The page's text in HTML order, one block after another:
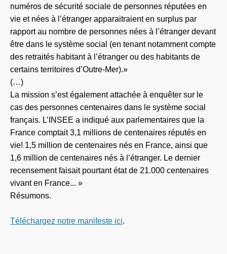
numéros de sécurité sociale de personnes réputées en
vie et nées à l’étranger apparaitraient en surplus par
rapport au nombre de personnes nées à l’étranger devant
être dans le système social (en tenant notamment compte
des retraités habitant à l’étranger ou des habitants de
certains territoires d’Outre-Mer).»
(…)
La mission s’est également attachée à enquêter sur le
cas des personnes centenaires dans le système social
français. L’INSEE a indiqué aux parlementaires que la
France comptait 3,1 millions de centenaires réputés en
vie! 1,5 million de centenaires nés en France, ainsi que
1,6 million de centenaires nés à l’étranger. Le dernier
recensement faisait pourtant état de 21.000 centenaires
vivant en France... »
Résumons.
Téléchargez notre manifeste ici.